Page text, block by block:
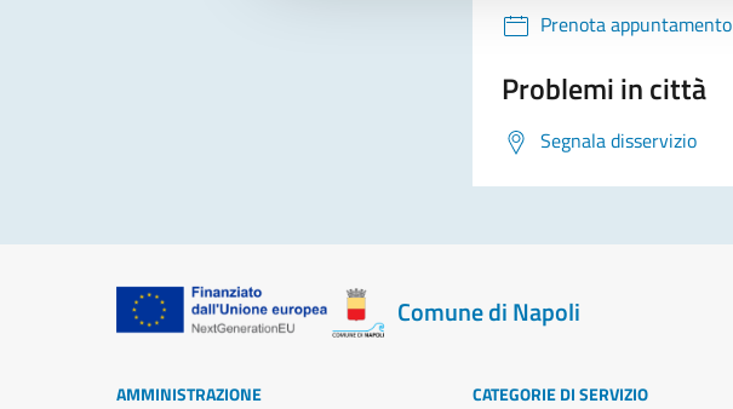
Prenota appuntamento
Problemi in città
Segnala disservizio
Comune di Napoli
AMMINISTRAZIONE CATEGORIE DI SERVIZIO